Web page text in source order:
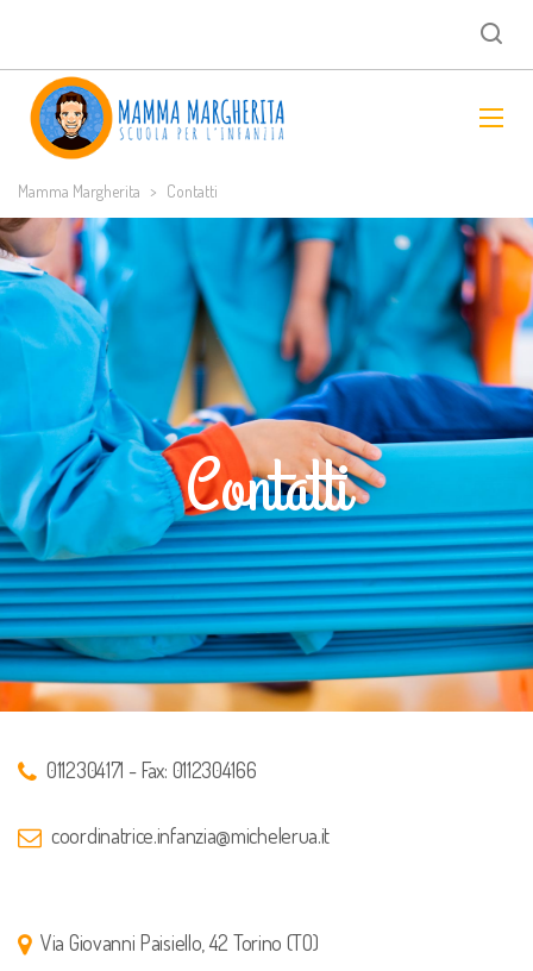
Mamma Margherita > Contatti
Contatti
0112304171 - Fax: 0112304166
coordinatrice.infanzia@michelerua.it
Via Giovanni Paisiello, 42 Torino (TO)